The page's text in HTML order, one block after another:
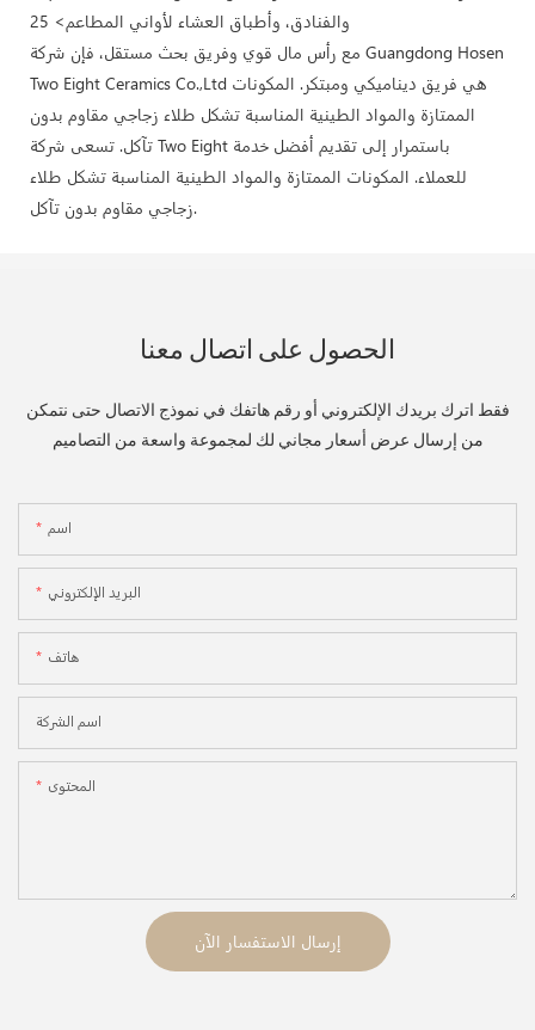
مع رأس مال قوي وفريق بحث مستقل، فإن شركة Guangdong Hosen
Two Eight Ceramics Co.,Ltd هي فريق ديناميكي ومبتكر. المكونات
الممتازة والمواد الطينية المناسبة تشكل طلاء زجاجي مقاوم بدون
تآكل. تسعى شركة Two Eight باستمرار إلى تقديم أفضل خدمة
للعملاء. المكونات الممتازة والمواد الطينية المناسبة تشكل طلاء
زجاجي مقاوم بدون تآكل.
الحصول على اتصال معنا
فقط اترك بريدك الإلكتروني أو رقم هاتفك في نموذج الاتصال حتى نتمكن
من إرسال عرض أسعار مجاني لك لمجموعة واسعة من التصاميم
اسم
البريد الإلكتروني
هاتف
اسم الشركة
المحتوى
إرسال الاستفسار الآن